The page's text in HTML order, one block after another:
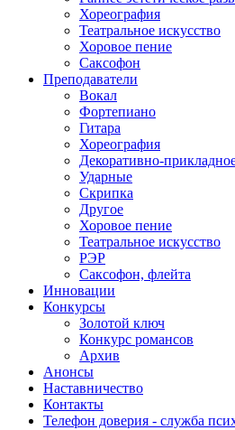
Хореография
Театральное искусство
Хоровое пение
Саксофон
Преподаватели
Вокал
Фортепиано
Гитара
Хореография
Декоративно-
Ударные
Скрипка
Другое
Хоровое пение
Театральное искусство
РЭР
Саксофон, флейта
Инновации
Конкурсы
Золотой ключ
Конкурс романсов
Архив
Анонсы
Наставничество
Контакты
Телефон доверия - служба